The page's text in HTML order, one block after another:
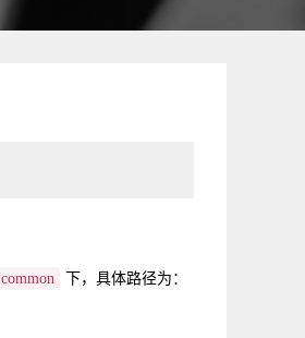
common
下，具体路径为：